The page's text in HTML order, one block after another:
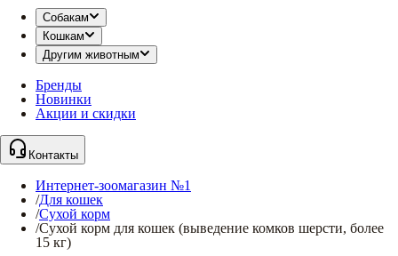
Собакам
Кошкам
Другим животным
Бренды
Новинки
Акции и скидки
Контакты
Интернет-зоомагазин №1
/Для кошек
/Сухой корм
/Сухой корм для кошек (выведение комков шерсти, более
15 кг)